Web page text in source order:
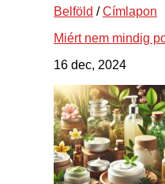
Belföld /Címlapon
Miért nem mindig
16 dec, 2024